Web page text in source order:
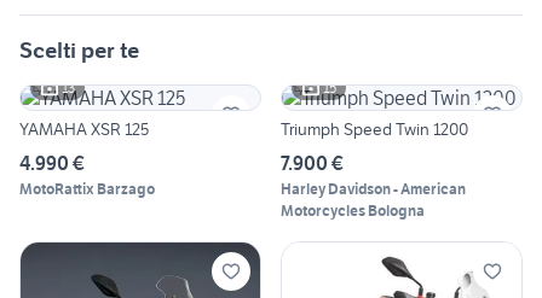
Scelti per te
13
YAMAHA XSR 125
4.990 €
MotoRattix Barzago
15
Triumph Speed Twin 1200
7.900 €
Harley Davidson - American
Motorcycles Bologna